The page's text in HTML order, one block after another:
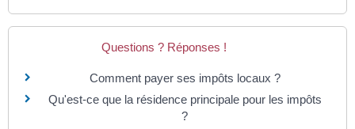
Questions ? Réponses !
Comment payer ses impôts locaux ?
Qu'est-ce que la résidence principale pour les impôts
?